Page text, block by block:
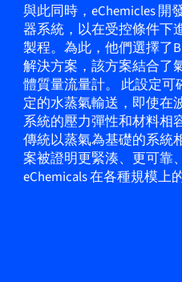
與此同時，eChemicles
器系統，以在受控條件下
製程。為此，他們選擇了
解決方案，該方案結合了
體質量流量計。 此設定可
定的水蒸氣輸送，即使在
系統的壓力彈性和材料相
傳統以蒸氣為基礎的系統
案被證明更緊湊、更可靠
eChemicals 在各種規模上